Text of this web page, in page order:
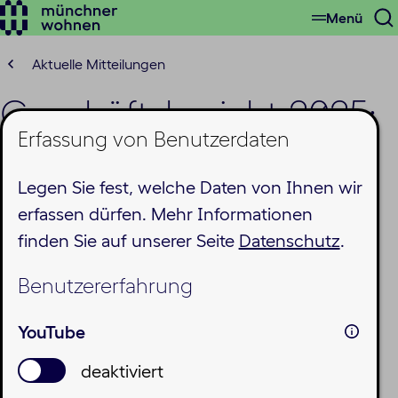
Erfassung von Benutzerdaten
Legen Sie fest, welche Daten von Ihnen wir
erfassen dürfen. Mehr Informationen
finden Sie auf unserer Seite Datenschutz.
Benutzererfahrung
YouTube
deaktiviert
Zum
springen
Menü
Aktuelle Mitteilungen
Geschäftsbericht 2025:
Münchner Wohnen
erweitert Bestand um
knapp 1.300
Wohnungen – Mieten
bleiben deutlich unter
Marktniveau